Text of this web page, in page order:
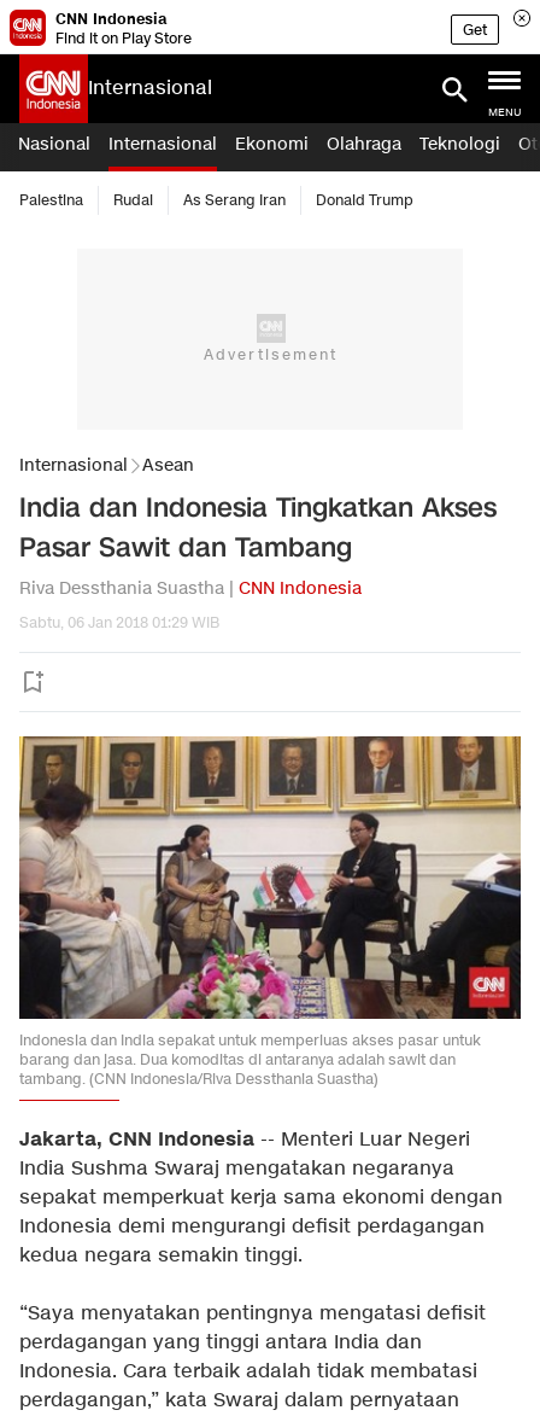
CNN Indonesia
Find it on Play Store
Get
Internasional
MENU
Nasional Internasional Ekonomi Olahraga Teknologi
Palestina Rudal As Serang Iran Donald Trump
Internasional Asean
India dan Indonesia Tingkatkan Akses
Pasar Sawit dan Tambang
Riva Dessthania Suastha | CNN Indonesia
Sabtu, 06 Jan 2018 01:29 WIB
Indonesia dan India sepakat untuk memperluas akses pasar untuk
barang dan jasa. Dua komoditas di antaranya adalah sawit dan
tambang. (CNN Indonesia/Riva Dessthania Suastha)
Jakarta, CNN Indonesia -- Menteri Luar Negeri
India Sushma Swaraj mengatakan negaranya
sepakat memperkuat kerja sama ekonomi dengan
Indonesia demi mengurangi defisit perdagangan
kedua negara semakin tinggi.
“Saya menyatakan pentingnya mengatasi defisit
perdagangan yang tinggi antara India dan
Indonesia. Cara terbaik adalah tidak membatasi
perdagangan,” kata Swaraj dalam pernyataan